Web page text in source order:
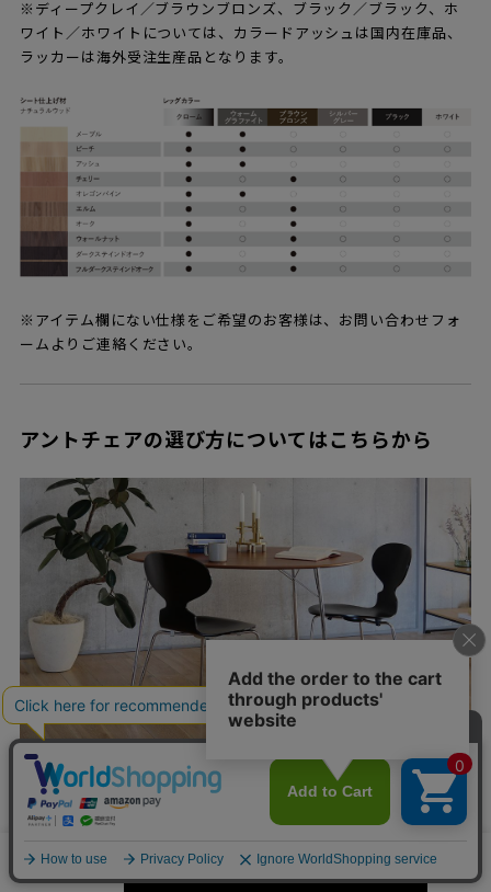
数量 カートに入れる
※ディープクレイ／ブラウンブロンズ、ブラック／ブラック、ホ
ワイト／ホワイトについては、カラードアッシュは国内在庫品、
ラッカーは海外受注生産品となります。
※アイテム欄にない仕様をご希望のお客様は、お問い合わせフォ
ームよりご連絡ください。
アントチェアの選び方についてはこちらから
たくさん種類があって、何から選んだら良いのか分からない！そ
んなお悩みにお答えして、センプレスタッフがお家の雰囲気や用
途に合わせた選び方をご紹介しております。